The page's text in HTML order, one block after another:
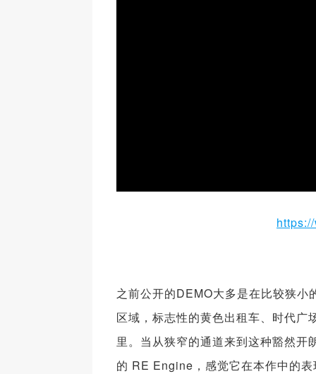
之前公开的DEMO大多是在比较狭
区域，标志性的黄色出租车、时代广
里。当从狭窄的通道来到这种豁然开
的 RE Engine，感觉它在本作中的